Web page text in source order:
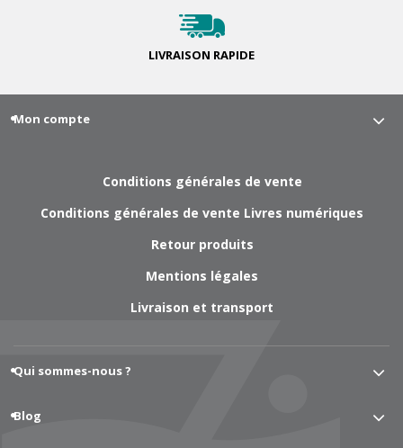
LIVRAISON RAPIDE
Mon compte
Conditions générales de vente
Conditions générales de vente Livres numériques
Retour produits
Mentions légales
Livraison et transport
Qui sommes-nous ?
Blog